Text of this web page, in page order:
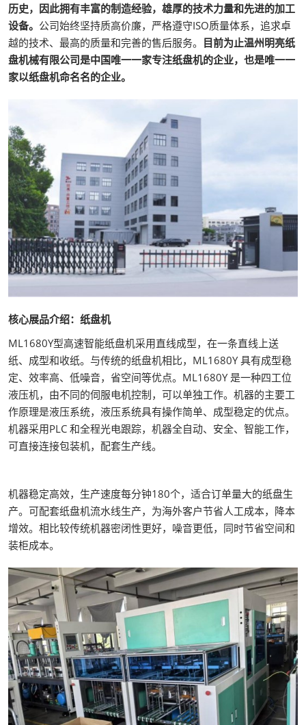
历史，因此拥有丰富的制造经验，雄厚的技术力量和先进的加工
设备。 公司始终坚持质高价廉，严格遵守ISO质量体系，追求卓
越的技术、最高的质量和完善的售后服务。 目前为止温州明亮纸
盘机械有限公司是中国唯一一家专注纸盘机的企业，也是唯一一
家以纸盘机命名名的企业。
核心展品介绍：纸盘机
ML1680Y型高速智能纸盘机采用直线成型，在一条直线上送
纸、成型和收纸。与传统的纸盘机相比，ML1680Y 具有成型稳
定、效率高、低噪音，省空间等优点。ML1680Y 是一种四工位
液压机，由不同的伺服电机控制，可以单独工作。机器的主要工
作原理是液压系统，液压系统具有操作简单、成型稳定的优点。
机器采用PLC 和全程光电跟踪，机器全自动、安全、智能工作，
可直接连接包装机，配套生产线。
机器稳定高效，生产速度每分钟180个，适合订单量大的纸盘生
产。可配套纸盘机流水线生产，为海外客户节省人工成本，降本
增效。相比较传统机器密闭性更好，噪音更低，同时节省空间和
装柜成本。